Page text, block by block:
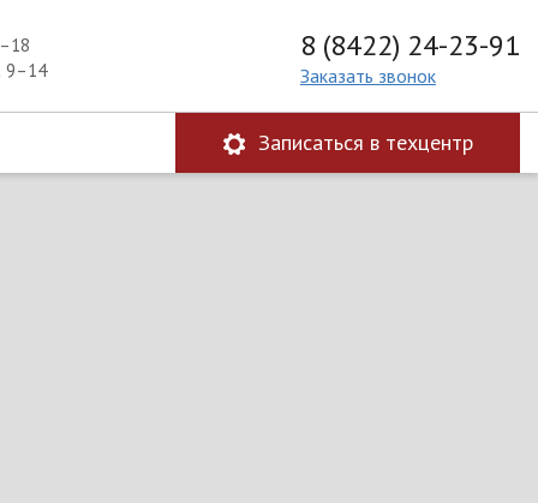
9–14
8 (8422) 24-23-91
Заказать звонок
Записаться в техцентр